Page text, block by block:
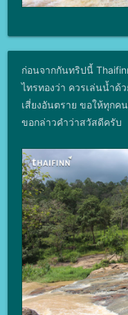
ก่อนจากกันทริปนี้
ไทรทองว่า ควรเล่นน้ำด้
เสี่ยงอันตราย ขอให้ทุก
ขอกล่าวคำว่าสวัสดีครับ